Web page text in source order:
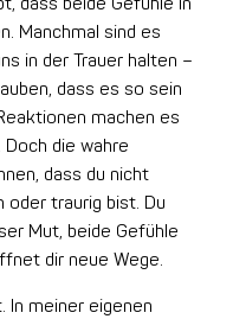
Manchmal sind es
in der Trauer halten –
dass es so sein
machen es
Doch die wahre
dass du nicht
oder traurig bist. Du
Mut, beide Gefühle
dir neue Wege.
In meiner eigenen